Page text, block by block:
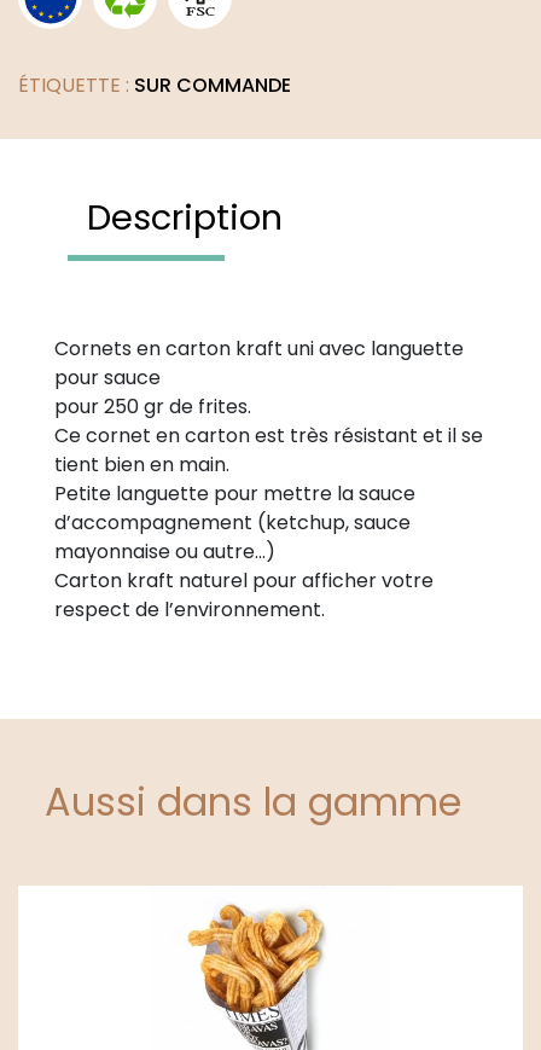
ÉTIQUETTE : SUR COMMANDE
Description
Cornets en carton kraft uni avec languette
pour sauce
pour 250 gr de frites.
Ce cornet en carton est très résistant et il se
tient bien en main.
Petite languette pour mettre la sauce
d’accompagnement (ketchup, sauce
mayonnaise ou autre…)
Carton kraft naturel pour afficher votre
respect de l’environnement.
Aussi dans la gamme